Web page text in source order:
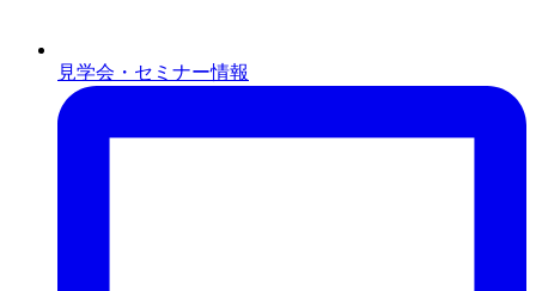
見学会・セミナー情報